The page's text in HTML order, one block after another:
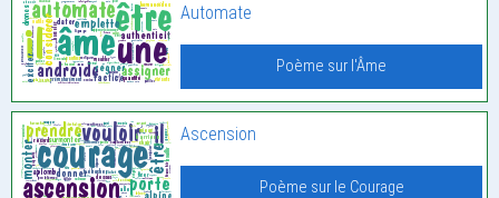
Automate
Poème sur l'Âme
Ascension
Poème sur le Courage